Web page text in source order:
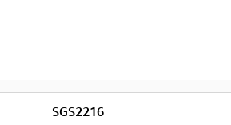
SGS2216